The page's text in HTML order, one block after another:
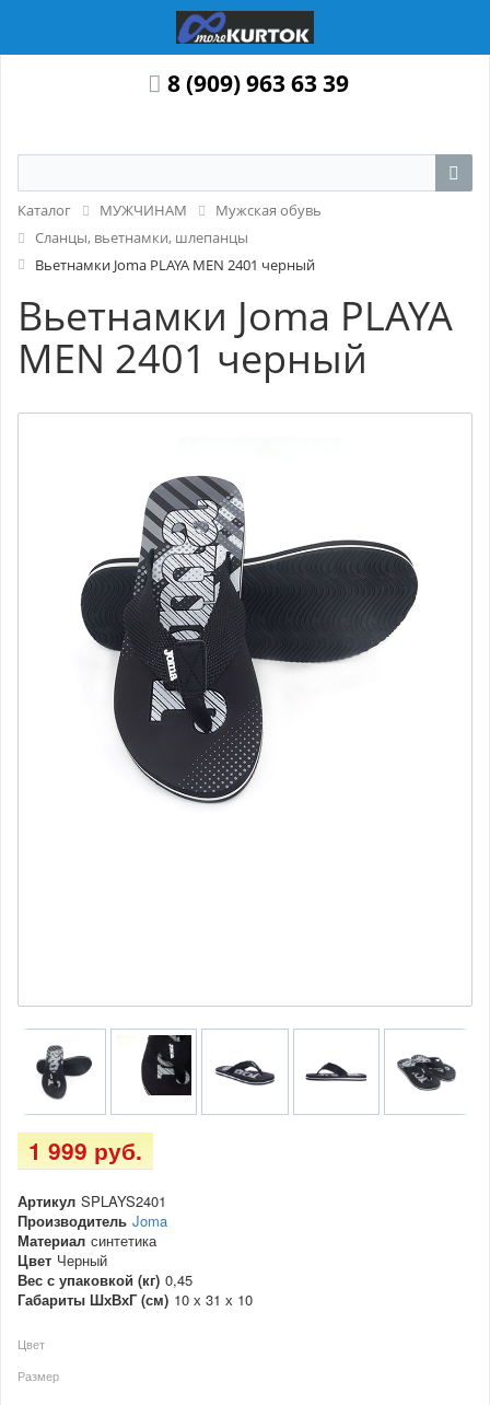
8 (909) 963 63 39
Каталог МУЖЧИНАМ
Мужская обувь
Сланцы, вьетнамки, шлепанцы
Вьетнамки Joma PLAYA MEN 2401 черный
Вьетнамки Joma PLAYA
MEN 2401 черный
1 999 руб.
Артикул SPLAYS2401
Производитель Joma
Материал синтетика
Цвет Черный
Вес с упаковкой (кг) 0,45
Габариты ШхВхГ (см) 10 х 31 х 10
Цвет
Размер